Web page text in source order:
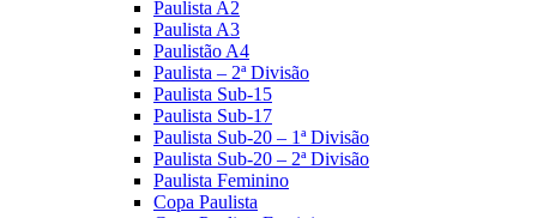
Paulista A2
Paulista A3
Paulistão A4
Paulista – 2ª Divisão
Paulista Sub-15
Paulista Sub-17
Paulista Sub-20 – 1ª Divisão
Paulista Sub-20 – 2ª Divisão
Paulista Feminino
Copa Paulista